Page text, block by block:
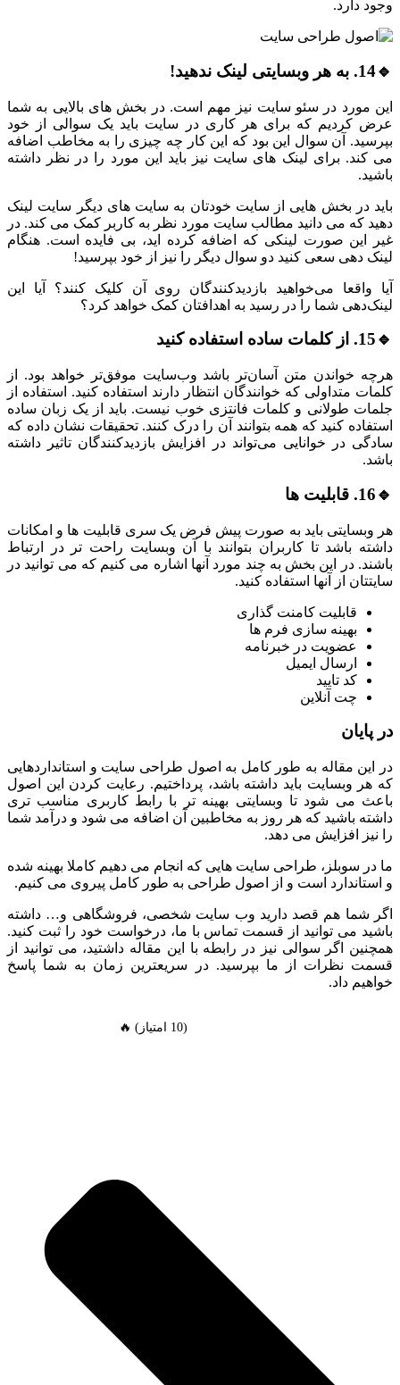
وجود دارد.
🔹14. به هر وبسایتی لینک ندهید!
این مورد در سئو سایت نیز مهم است. در بخش های بالایی به شما
عرض کردیم که برای هر کاری در سایت باید یک سوالی از خود
بپرسید. آن سوال این بود که این کار چه چیزی را به مخاطب اضافه
می کند. برای لینک های سایت نیز باید این مورد را در نظر داشته
باشید.
باید در بخش هایی از سایت خودتان به سایت های دیگر سایت لینک
دهید که می دانید مطالب سایت مورد نظر به کاربر کمک می کند. در
غیر این صورت لینکی که اضافه کرده اید، بی فایده است. هنگام
لینک دهی سعی کنید دو سوال دیگر را نیز از خود بپرسید!
آیا واقعا می‌خواهید بازدیدکنندگان روی آن کلیک کنند؟ آیا این
لینک‌دهی شما را در رسید به اهدافتان کمک خواهد کرد؟
🔹15. از کلمات ساده استفاده کنید
هرچه خواندن متن آسان‌تر باشد وب‌سایت موفق‌تر خواهد بود. از
کلمات متداولی که خوانندگان انتظار دارند استفاده کنید. استفاده از
جلمات طولانی و کلمات فانتزی خوب نیست. باید از یک زبان ساده
استفاده کنید که همه بتوانند آن را درک کنند. تحقیقات نشان داده که
سادگی در خوانایی می‌تواند در افزایش بازدیدکنندگان تاثیر داشته
باشد.
🔹16. قابلیت ها
هر وبسایتی باید به صورت پیش فرض یک سری قابلیت ها و امکانات
داشته باشد تا کاربران بتوانند با آن وبسایت راحت تر در ارتباط
باشند. در این بخش به چند مورد آنها اشاره می کنیم که می توانید در
سایتتان از آنها استفاده کنید.
قابلیت کامنت گذاری
بهینه سازی فرم ها
عضویت در خبرنامه
ارسال ایمیل
کد تایید
چت آنلاین
در پایان
در این مقاله به طور کامل به اصول طراحی سایت و استانداردهایی
که هر وبسایت باید داشته باشد، پرداختیم. رعایت کردن این اصول
باعث می شود تا وبسایتی بهینه تر با رابط کاربری مناسب تری
داشته باشید که هر روز به مخاطبین آن اضافه می شود و درآمد شما
را نیز افزایش می دهد.
ما در سوبلز، طراحی سایت هایی که انجام می دهیم کاملا بهینه شده
و استاندارد است و از اصول طراحی به طور کامل پیروی می کنیم.
اگر شما هم قصد دارید وب سایت شخصی، فروشگاهی و… داشته
باشید می توانید از قسمت تماس با ما، درخواست خود را ثبت کنید.
همچنین اگر سوالی نیز در رابطه با این مقاله داشتید، می توانید از
قسمت نظرات از ما بپرسید. در سریعترین زمان به شما پاسخ
خواهیم داد.
(10 امتیاز) 🔥